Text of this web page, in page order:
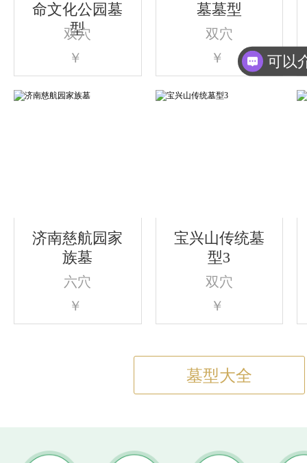
命文化公园墓
型
双穴
￥
墓墓型
双穴
￥
济南慈航园家
族墓
六穴
￥
宝兴山传统墓
型3
双穴
￥
墓型大全